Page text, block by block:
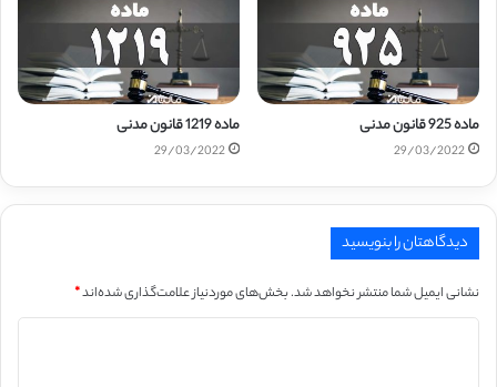
ماده 925 قانون مدنی
29/03/2022
ماده 1219 قانون مدنی
29/03/2022
دیدگاهتان را بنویسید
نشانی ایمیل شما منتشر نخواهد شد.بخش‌های موردنیاز علامت‌گذاری شده‌اند*